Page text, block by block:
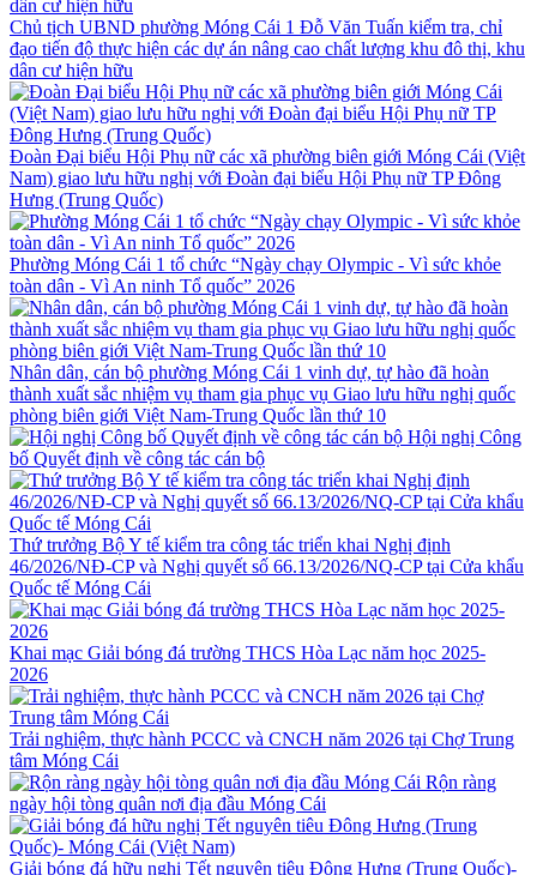
Chủ tịch UBND phường Móng Cái 1 Đỗ Văn Tuấn kiểm tra, chỉ
đạo tiến độ thực hiện các dự án nâng cao chất lượng khu đô thị, khu
dân cư hiện hữu
Đoàn Đại biểu Hội Phụ nữ các xã phường biên giới Móng Cái (Việt
Nam) giao lưu hữu nghị với Đoàn đại biểu Hội Phụ nữ TP Đông
Hưng (Trung Quốc)
Phường Móng Cái 1 tổ chức “Ngày chạy Olympic - Vì sức khỏe
toàn dân - Vì An ninh Tổ quốc” 2026
Nhân dân, cán bộ phường Móng Cái 1 vinh dự, tự hào đã hoàn
thành xuất sắc nhiệm vụ tham gia phục vụ Giao lưu hữu nghị quốc
phòng biên giới Việt Nam-Trung Quốc lần thứ 10
Hội nghị Công
bố Quyết định về công tác cán bộ
Thứ trưởng Bộ Y tế kiểm tra công tác triển khai Nghị định
46/2026/NĐ-CP và Nghị quyết số 66.13/2026/NQ-CP tại Cửa khẩu
Quốc tế Móng Cái
Khai mạc Giải bóng đá trường THCS Hòa Lạc năm học 2025-
2026
Trải nghiệm, thực hành PCCC và CNCH năm 2026 tại Chợ Trung
tâm Móng Cái
Rộn ràng
ngày hội tòng quân nơi địa đầu Móng Cái
Giải bóng đá hữu nghị Tết nguyên tiêu Đông Hưng (Trung Quốc)-